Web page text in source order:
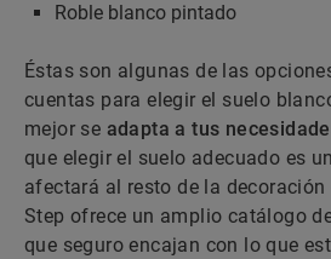
Roble blanco pintado
Éstas son algunas de las
cuentas para elegir el suelo
mejor se adapta a tus
que elegir el suelo adecuado es
afectará al resto de la decoración
Step ofrece un amplio catálogo
que seguro encajan con lo que